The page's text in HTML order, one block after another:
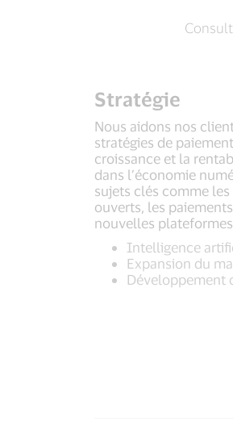
Stratégie
Nous aidons nos
stratégies de
croissance et la
dans l’économie
sujets clés comme
ouverts, les
nouvelles
Intelligence
Expansion du
Développement